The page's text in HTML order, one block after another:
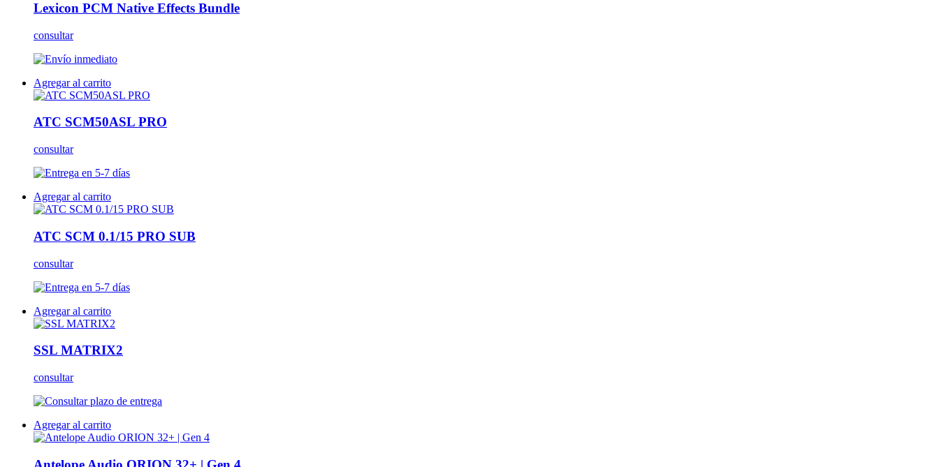
Lexicon PCM Native Effects Bundle
consultar
Agregar al carrito
ATC SCM50ASL PRO
consultar
Agregar al carrito
ATC SCM 0.1/15 PRO SUB
consultar
Agregar al carrito
SSL MATRIX2
consultar
Agregar al carrito